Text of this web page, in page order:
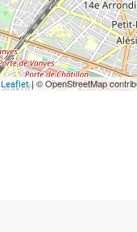
Leaflet| © OpenStreetMap